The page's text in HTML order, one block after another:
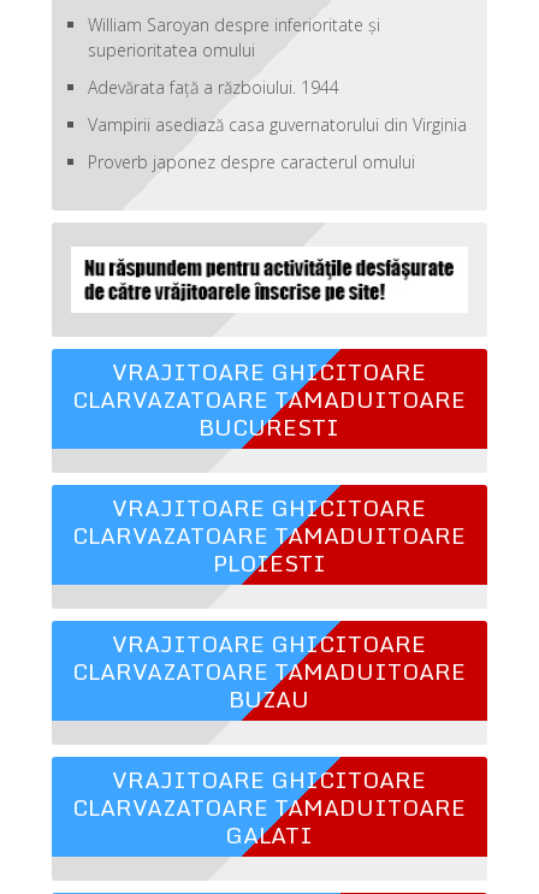
William Saroyan despre inferioritate şi
superioritatea omului
Adevărata față a războiului. 1944
Vampirii asediază casa guvernatorului din Virginia
Proverb japonez despre caracterul omului
VRAJITOARE GHICITOARE
CLARVAZATOARE TAMADUITOARE
BUCURESTI
VRAJITOARE GHICITOARE
CLARVAZATOARE TAMADUITOARE
PLOIESTI
VRAJITOARE GHICITOARE
CLARVAZATOARE TAMADUITOARE
BUZAU
VRAJITOARE GHICITOARE
CLARVAZATOARE TAMADUITOARE
GALATI